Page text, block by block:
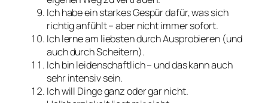
Ich habe ein starkes Gespür dafür, was sich
richtig anfühlt – aber nicht immer sofort.
Ich lerne am liebsten durch Ausprobieren (und
auch durch Scheitern).
Ich bin leidenschaftlich – und das kann auch
sehr intensiv sein.
Ich will Dinge ganz oder gar nicht.